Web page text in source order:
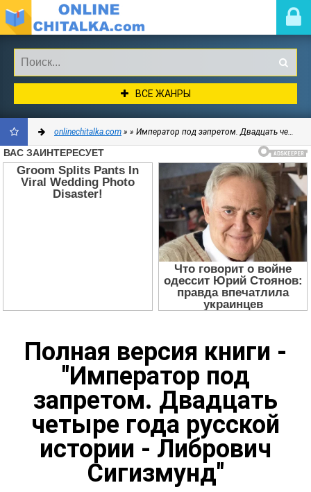
ВСЕ ЖАНРЫ
ДОБАВИТЬ
onlinechitalka.com » » Император под запретом. Двадцать четыре года русской истории - Либрович Сигизмунд
Полная версия книги -
"Император под
запретом. Двадцать
четыре года русской
истории - Либрович
Сигизмунд"